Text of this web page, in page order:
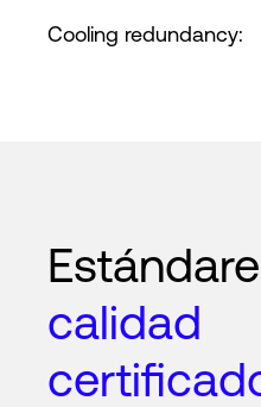
Cooling redundancy:
calidad